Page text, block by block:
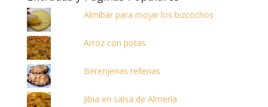
Almíbar para mojar los bizcochos
Arroz con potas
Berenjenas rellenas
Jibia en salsa de Almería